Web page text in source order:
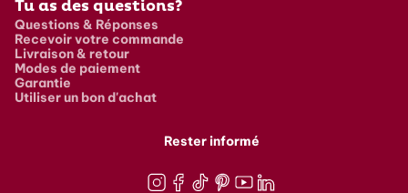
Tu as des questions?
Questions & Réponses
Recevoir votre commande
Livraison & retour
Modes de paiement
Garantie
Utiliser un bon d'achat
Rester informé